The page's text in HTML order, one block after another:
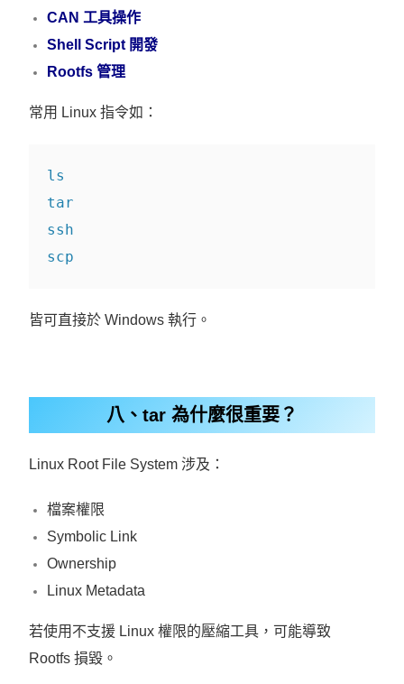
CAN 工具操作
Shell Script 開發
Rootfs 管理
常用 Linux 指令如：
ls
tar
ssh
scp
皆可直接於 Windows 執行。
八、tar 為什麼很重要？
Linux Root File System 涉及：
檔案權限
Symbolic Link
Ownership
Linux Metadata
若使用不支援 Linux 權限的壓縮工具，可能導致
Rootfs 損毀。